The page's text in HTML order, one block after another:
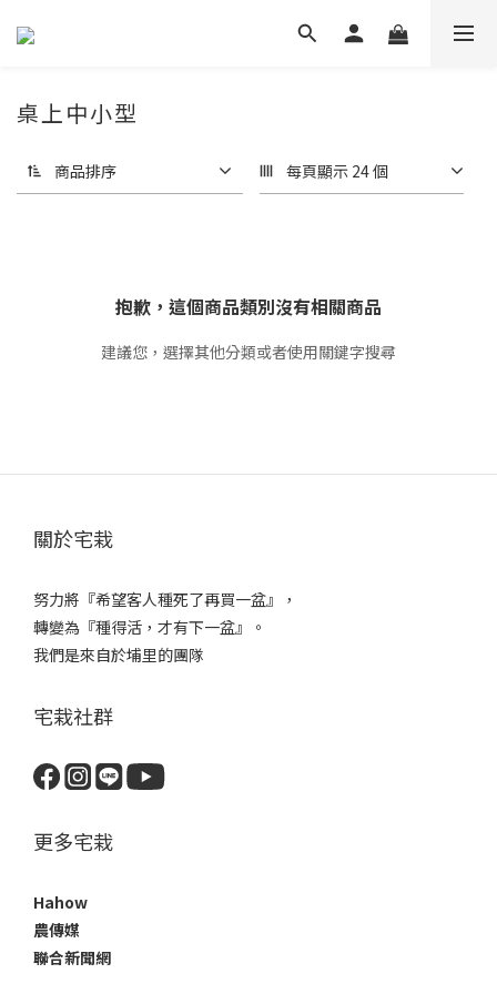
桌上中小型
商品排序 每頁顯示 24 個
抱歉，這個商品類別沒有相關商品
建議您，選擇其他分類或者使用關鍵字搜尋
關於宅栽
努力將『希望客人種死了再買一盆』，
轉變為『種得活，才有下一盆』。
我們是來自於埔里的團隊
宅栽社群
更多宅栽
Hahow
農傳媒
聯合新聞網